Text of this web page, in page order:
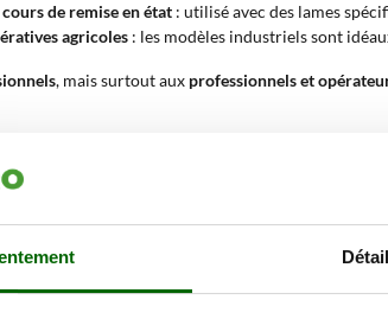
de remise en état : utilisé avec des lames
agricoles : les modèles industriels sont
, mais surtout aux professionnels et
travaille-t-il aussi sur des
travailler aussi sur des terrains durs et en
bain d’huile , qui assure un transfert direct et
et la stabilité.